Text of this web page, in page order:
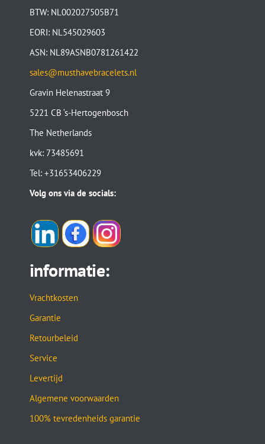
BTW: NL002027505B71
EORI: NL545029603
ASN: NL89ASNB0781261422
sales@musthavebracelets.nl
Gravin Helenastraat 9
5221 CB ‘s-Hertogenbosch
The Netherlands
kvk: 73485691
Tel: +31653406229
Volg ons via de socials:
informatie:
Vrachtkosten
Garantie
Retourbeleid
Service
Levertijd
Algemene voorwaarden
100% tevredenheids garantie